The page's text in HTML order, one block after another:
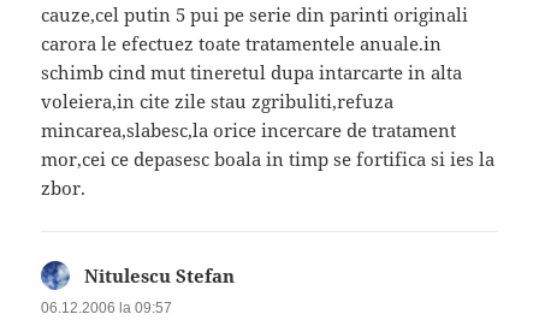
cauze,cel putin 5 pui pe serie din parinti originali
carora le efectuez toate tratamentele anuale.in
schimb cind mut tineretul dupa intarcarte in alta
voleiera,in cite zile stau zgribuliti,refuza
mincarea,slabesc,la orice incercare de tratament
mor,cei ce depasesc boala in timp se fortifica si ies la
zbor.
Nitulescu Stefan
06.12.2006 la 09:57